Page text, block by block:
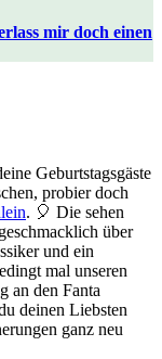
mir doch einen
Geburtstagsgäste
probier doch
. 🎈 Die sehen
über
und ein
mal unseren
an den Fanta
deinen Liebsten
ganz neu